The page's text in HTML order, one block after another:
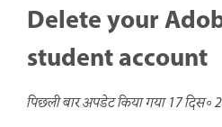
Delete your
student account
पिछली बार अपडेट किया गया17 दिस॰